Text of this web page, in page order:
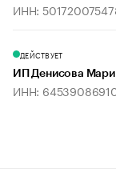
ИНН:
ДЕЙСТВУЕТ
ИП Денисова
ИНН: